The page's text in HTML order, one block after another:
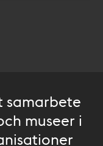
samarbete
museer i